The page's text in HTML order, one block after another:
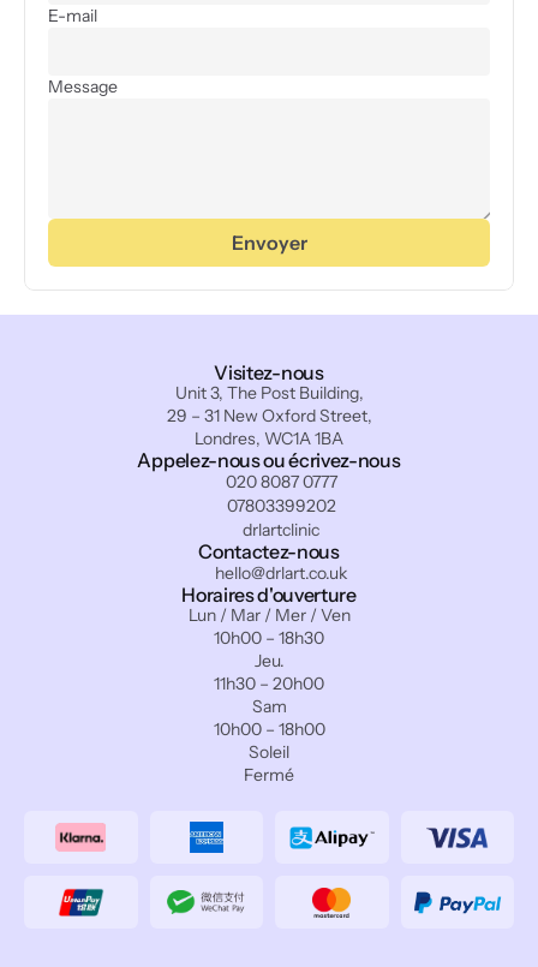
E-mail
Message
Envoyer
Visitez-nous
Unit 3, The Post Building,
29 – 31 New Oxford Street,
Londres, WC1A 1BA
Appelez-nous ou écrivez-nous
020 8087 0777
07803399202
drlartclinic
Contactez-nous
hello@drlart.co.uk
Horaires d'ouverture
Lun / Mar / Mer / Ven
10h00 – 18h30
Jeu.
11h30 – 20h00
Sam
10h00 – 18h00
Soleil
Fermé